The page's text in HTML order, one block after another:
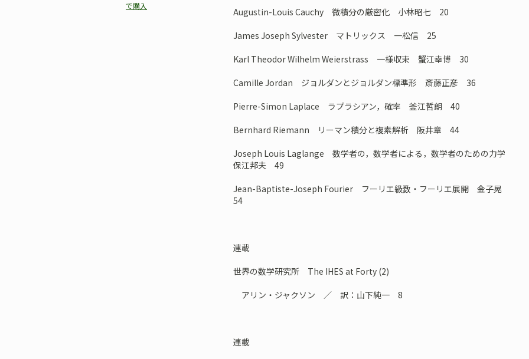
で購入
Augustin-Louis Cauchy 微積分の厳密化 小林昭七 20
James Joseph Sylvester マトリックス 一松信 25
Karl Theodor Wilhelm Weierstrass 一様収束 蟹江幸博 30
Camille Jordan ジョルダンとジョルダン標準形 斎藤正彦 36
Pierre-Simon Laplace ラプラシアン，確率 釜江哲朗 40
Bernhard Riemann リーマン積分と複素解析 阪井章 44
Joseph Louis Laglange 数学者の，数学者による，数学者のための力学
保江邦夫 49
Jean-Baptiste-Joseph Fourier フーリエ級数・フーリエ展開 金子晃
54
連載
世界の数学研究所 The IHES at Forty (2)
アリン・ジャクソン ／ 訳：山下純一 8
連載